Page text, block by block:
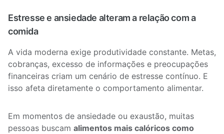
Estresse e ansiedade alteram a relação com a
comida
A vida moderna exige produtividade constante. Metas,
cobranças, excesso de informações e preocupações
financeiras criam um cenário de estresse contínuo. E
isso afeta diretamente o comportamento alimentar.
Em momentos de ansiedade ou exaustão, muitas
pessoas buscam alimentos mais calóricos como